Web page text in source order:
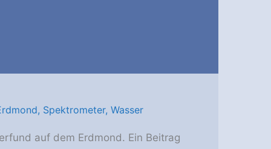
, Spektrometer, Wasser
auf dem Erdmond. Ein Beitrag